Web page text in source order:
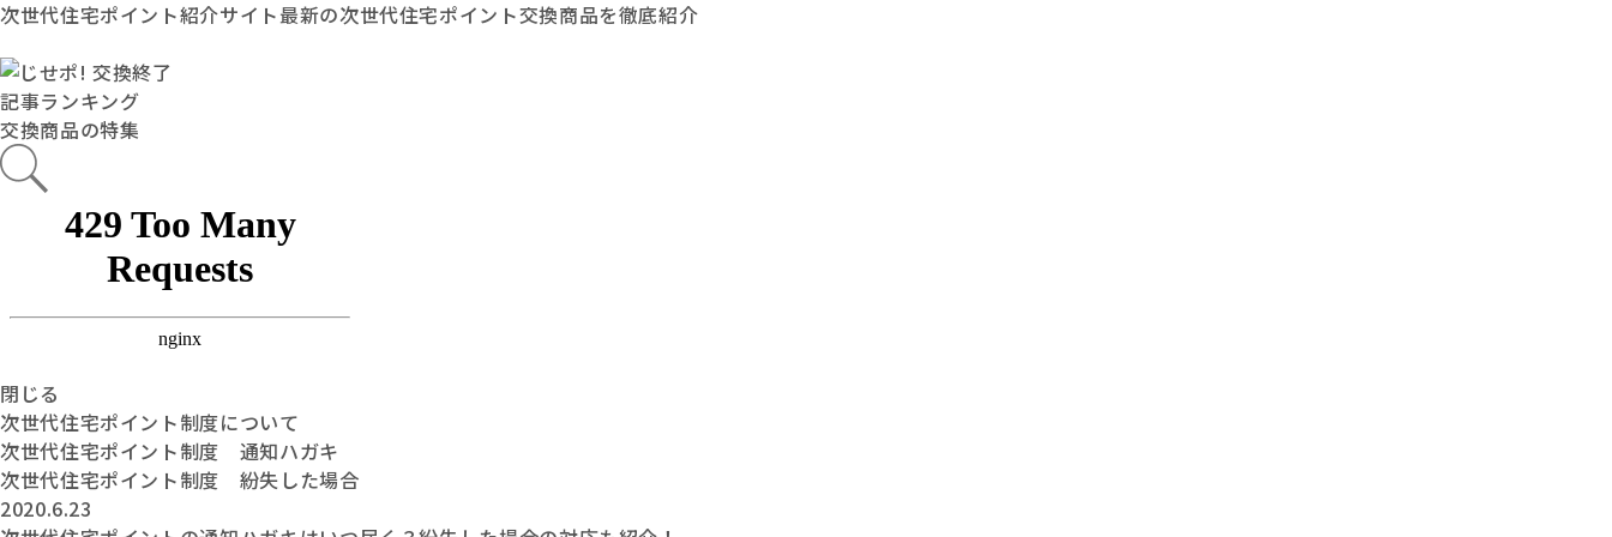
次世代住宅ポイント紹介サイト最新の次世代住宅ポイント交換商品を徹底紹介
記事ランキング
交換商品の特集
閉じる
次世代住宅ポイント制度について
次世代住宅ポイント制度 通知ハガキ
次世代住宅ポイント制度 紛失した場合
2020.6.23